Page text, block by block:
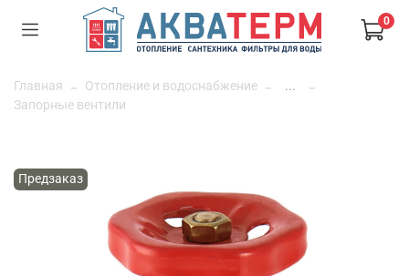
0
Главная Отопление и водоснабжение
...
Запорные вентили
Предзаказ